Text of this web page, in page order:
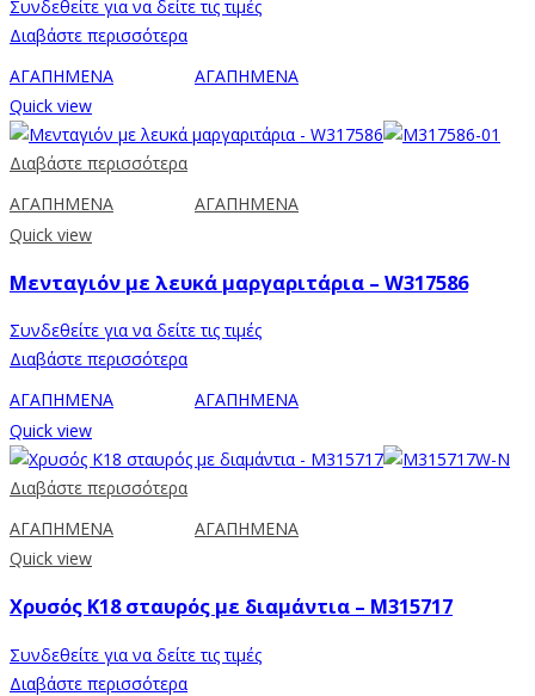
Συνδεθείτε για να δείτε τις τιμές
Διαβάστε περισσότερα
ΑΓΑΠΗΜΕΝΑ
ΑΓΑΠΗΜΕΝΑ
Quick view
Διαβάστε περισσότερα
ΑΓΑΠΗΜΕΝΑ
ΑΓΑΠΗΜΕΝΑ
Quick view
Μενταγιόν με λευκά μαργαριτάρια – W317586
Συνδεθείτε για να δείτε τις τιμές
Διαβάστε περισσότερα
ΑΓΑΠΗΜΕΝΑ
ΑΓΑΠΗΜΕΝΑ
Quick view
Διαβάστε περισσότερα
ΑΓΑΠΗΜΕΝΑ
ΑΓΑΠΗΜΕΝΑ
Quick view
Χρυσός Κ18 σταυρός με διαμάντια – M315717
Συνδεθείτε για να δείτε τις τιμές
Διαβάστε περισσότερα